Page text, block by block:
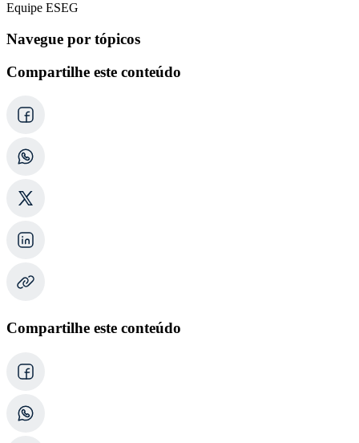
Equipe ESEG
Navegue por tópicos
Compartilhe este conteúdo
Compartilhe este conteúdo